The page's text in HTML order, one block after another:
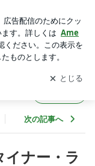
イベント情報
を受け取りまし
開く
次の記事へ
ナー・ラ